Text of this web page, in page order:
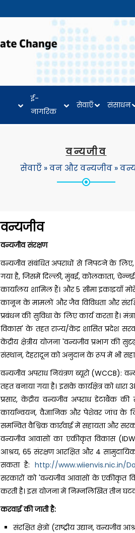
ई-
नागरिक
सेवाएँ संसाधन
वन्यजीव
सेवाएँ »वन और वन्यजीव »
वन्यजीव
वन्यजीव संरक्षण
वन्यजीव संबंधित अपराधों से निपटने के
गया है, जिसमें दिल्ली, मुंबई, कोलकाता,
कार्यालय शामिल हैं। और 5 सीमा इकाइयाँ
कानून के मामलों और जैव विविधता और
प्रबंधन की सुविधा के लिए कार्य करता है।
विकास' के तहत राज्य/केंद्र शासित प्रदेश
केंद्रीय क्षेत्रीय योजना 'वन्यजीव प्रभाग की
संस्थान, देहरादून को अनुदान के रूप में भी
वन्यजीव अपराध नियंत्रण ब्यूरो (WCCB):
तहत बनाया गया है। इसके कार्यक्षेत्र को
प्रसार, केंद्रीय वन्यजीव अपराध डेटाबैंक की
कार्यान्वयन, वैज्ञानिक और पेशेवर जांच के
समन्वित वैश्विक कार्रवाई में सहायता और
वन्यजीव आवासों का एकीकृत विकास
आश्रय, 65 संरक्षण आरक्षित और 4
सकता है: http://www.wiienvis.nic.in/
सरकारों को 'वन्यजीव आवासों के एकीकृत
करती है। इस योजना में निम्नलिखित तीन
करवाई की जाती है:
संरक्षित क्षेत्रों (राष्ट्रीय उद्यान,